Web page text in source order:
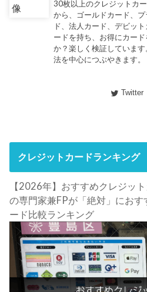
30枚以上のクレジットカ
から、ゴールドカード、
ド、法人カード、デビッ
ードを持ち、お得にカー
か？楽しく検証していま
法を中心につぶやきます。
Twitter
クレジットカードランキング
【2026年】おすすめクレジッ
の専門家兼FPが「絶対」にお
ード比較ランキング